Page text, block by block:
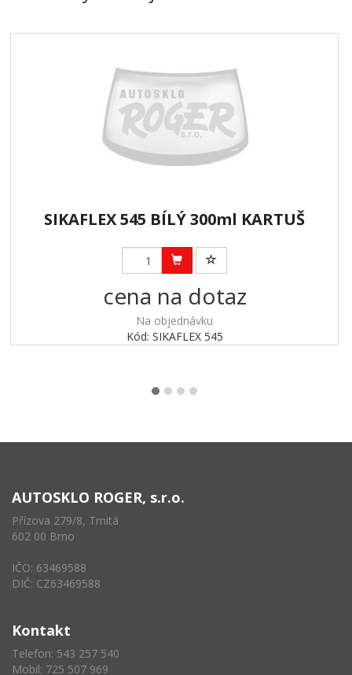
SIKAFLEX 545 BÍLÝ 300ml KARTUŠ
cena na dotaz
Na objednávku
Kód: SIKAFLEX 545
AUTOSKLO ROGER, s.r.o.
Přízova 279/8, Trnitá
602 00 Brno
IČO: 63469588
DIČ: CZ63469588
Kontakt
Telefon: 543 257 540
Mobil: 725 507 969